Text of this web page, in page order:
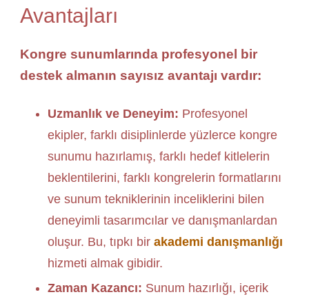
Avantajları
Kongre sunumlarında profesyonel bir
destek almanın sayısız avantajı vardır:
Uzmanlık ve Deneyim: Profesyonel
ekipler, farklı disiplinlerde yüzlerce kongre
sunumu hazırlamış, farklı hedef kitlelerin
beklentilerini, farklı kongrelerin formatlarını
ve sunum tekniklerinin inceliklerini bilen
deneyimli tasarımcılar ve danışmanlardan
oluşur. Bu, tıpkı bir akademi danışmanlığı
hizmeti almak gibidir.
Zaman Kazancı: Sunum hazırlığı, içerik